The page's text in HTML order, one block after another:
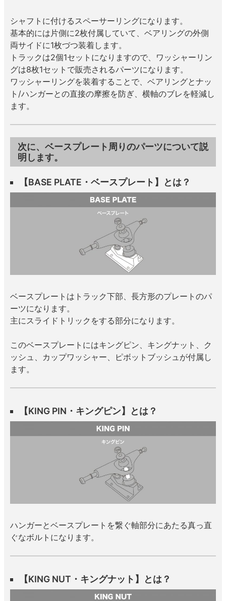
シャフトに付けるスペーサーリングになります。
基本的には片側に2枚付属していて、ベアリングの外側
両サイドに1枚づつ装着します。
トラックは2個1セットになりますので、ワッシャーリン
グは8枚1セットで販売されるパーツになります。
ワッシャーリングを装着することで、ベアリングとナッ
ト/ハンガーとの直接の摩擦を防ぎ、横軸のブレを軽減し
ます。
次に、ベースプレート周りのパーツについて説
明します。
【BASE PLATE・ベースプレート】とは？
ベースプレートはトラック下部、長方形のプレートのパ
ーツになります。
主にスライドトリックをする部分になります。
このベースプレートにはキングピン、キングナット、ク
ッシュ、カップワッシャー、ピボットブッシュが付属し
ます。
【KING PIN・キングピン】とは？
ハンガーとベースプレートを繋ぐ軸部分にあたる真っ直
ぐなボルトになります。
【KING NUT・キングナット】とは？